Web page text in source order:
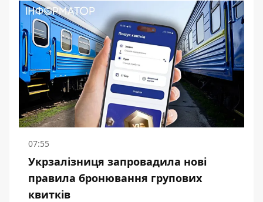
07:55
Укрзалізниця запровадила нові
правила бронювання групових
квитків